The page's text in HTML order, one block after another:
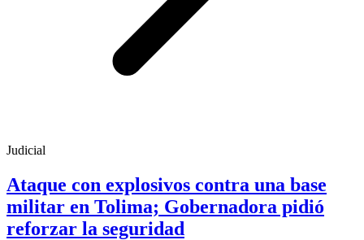
Judicial
Ataque con explosivos contra una base
militar en Tolima; Gobernadora pidió
reforzar la seguridad